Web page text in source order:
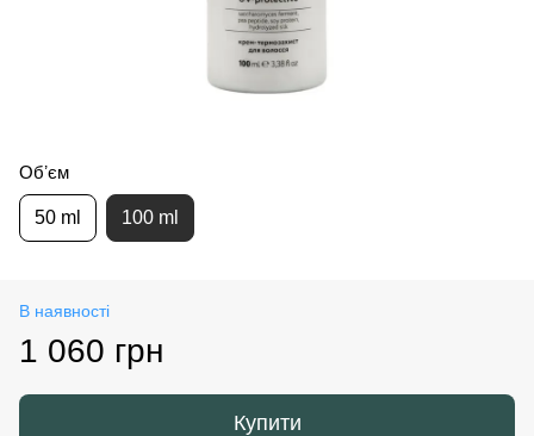
Обʼєм
50 ml 100 ml
В наявності
1 060 грн
Купити